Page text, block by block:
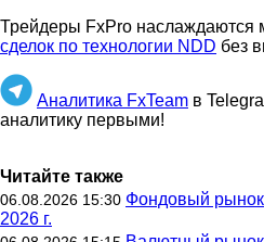
Трейдеры FxPro наслаждаются
сделок по технологии NDD без
Аналитика FxTeam в
аналитику первыми!
Читайте также
06.08.2026 15:30 Фондовый
2026 г.